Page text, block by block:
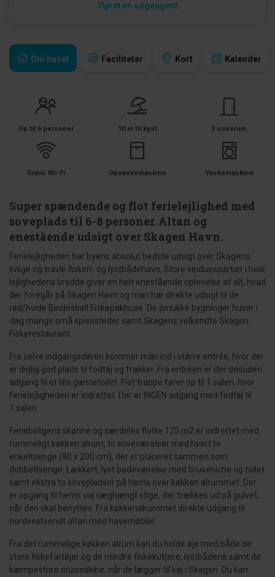
Om huset Faciliteter Kort Kalender
Op til 6 personer 10 m til kyst 3 soverum
Gratis Wi-Fi Opvaskemaskine Vaskemaskine
Super spændende og flot ferielejlighed med
soveplads til 6-8 personer. Altan og
enestående udsigt over Skagen Havn.
Ferielejligheden har byens absolut bedste udsigt over Skagens
livlige og travle fiskeri- og lystbådehavn. Store vinduespartier i hele
lejlighedens bredde giver en helt enestående oplevelse af alt, hvad
der foregår på Skagen Havn og man har direkte udsigt til de
rød/hvide Bindesbøll Fiskepakhuse. De smukke bygninger huser i
dag mange små spisesteder samt Skagens velkendte Skagen
Fiskerestaurant.
Fra selve indgangsdøren kommer man ind i større entrée, hvor der
er dejlig god plads til fodtøj og frakker. Fra entréen er der desuden
adgang til et lille gæstetoilet. Flot trappe fører op til 1.salen, hvor
ferielejligheden er indrettet. Der er INGEN adgang med fodtøj til
1.salen.
Ferieboligens skønne og særdeles flotte 125 m2 er indrettet med
rummeligt køkken alrum, to soveværelser med hvert to
enkeltsenge (80 x 200 cm), der er placeret sammen som
dobbeltsenge. Lækkert, lyst badeværelse med bruseniche og toilet
samt ekstra to sovepladser på hems over køkken alrummet. Der
er opgang til hems via væghængt stige, der trækkes ud på gulvet,
når den skal benyttes. Fra køkkenalrummet direkte udgang til
nordvestvendt altan med havemøbler.
Fra det rummelige køkken alrum kan du holde øje med både de
store fiskefartøjer og de mindre fiskekuttere, lystbådene samt de
kæmpestore cruiseskibe, når de lægger til kaj i Skagen. Du kan
Opret en søgeagent